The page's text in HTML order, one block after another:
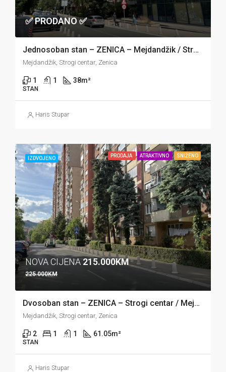
✅ PRODANO ✅
Jednosoban stan – ZENICA – Mejdandžik / Strogi centar
Mejdandžik, Strogi centar, Zenica
1 1 38m²
STAN
Haris Stupar
IZDVOJENO PRODAJA ATRAKTIVNO SNIŽENO
NOVA CIJENA215.000KM
225.000KM
Dvosoban stan – ZENICA – Strogi centar / Mejdandžik
Mejdandžik, Strogi centar, Zenica
2 1 1 61.05m²
STAN
Haris Stupar